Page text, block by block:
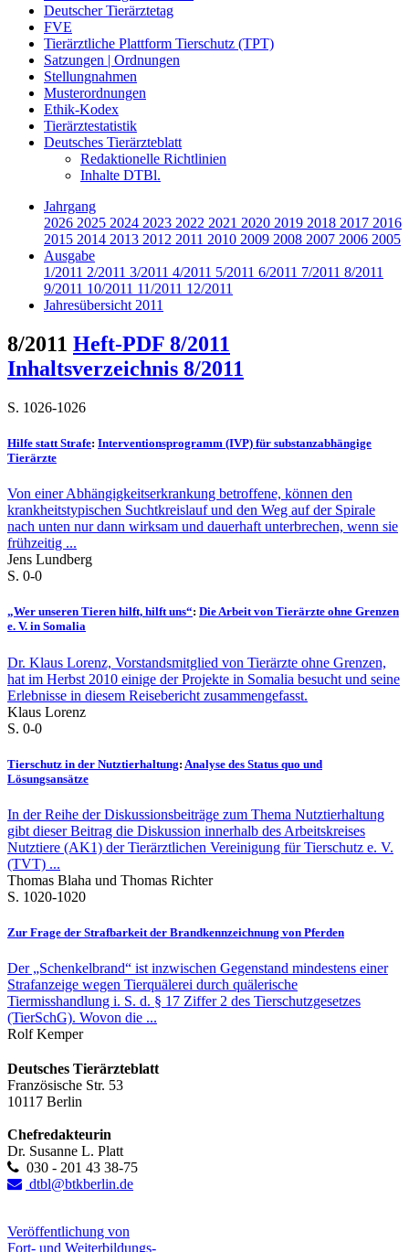
Deutscher Tierärztetag
FVE
Tierärztliche Plattform Tierschutz (TPT)
Satzungen | Ordnungen
Stellungnahmen
Musterordnungen
Ethik-Kodex
Tierärztestatistik
Deutsches Tierärzteblatt
Redaktionelle Richtlinien
Inhalte DTBl.
Jahrgang
2026 2025 2024 2023 2022 2021 2020 2019 2018 2017 2016
2015 2014 2013 2012 2011 2010 2009 2008 2007 2006 2005
Ausgabe
1/2011 2/2011 3/2011 4/2011 5/2011 6/2011 7/2011 8/2011
9/2011 10/2011 11/2011 12/2011
Jahresübersicht 2011
8/2011 Heft-PDF 8/2011
Inhaltsverzeichnis 8/2011
S. 1026-1026
Hilfe statt Strafe: Interventionsprogramm (IVP) für substanzabhängige
Tierärzte
Von einer Abhängigkeitserkrankung betroffene, können den
krankheitstypischen Suchtkreislauf und den Weg auf der Spirale
nach unten nur dann wirksam und dauerhaft unterbrechen, wenn sie
frühzeitig ...
Jens Lundberg
S. 0-0
„Wer unseren Tieren hilft, hilft uns“: Die Arbeit von Tierärzte ohne Grenzen
e. V. in Somalia
Dr. Klaus Lorenz, Vorstandsmitglied von Tierärzte ohne Grenzen,
hat im Herbst 2010 einige der Projekte in Somalia besucht und seine
Erlebnisse in diesem Reisebericht zusammengefasst.
Klaus Lorenz
S. 0-0
Tierschutz in der Nutztierhaltung: Analyse des Status quo und
Lösungsansätze
In der Reihe der Diskussionsbeiträge zum Thema Nutztierhaltung
gibt dieser Beitrag die Diskussion innerhalb des Arbeitskreises
Nutztiere (AK1) der Tierärztlichen Vereinigung für Tierschutz e. V.
(TVT) ...
Thomas Blaha und Thomas Richter
S. 1020-1020
Zur Frage der Strafbarkeit der Brandkennzeichnung von Pferden
Der „Schenkelbrand“ ist inzwischen Gegenstand mindestens einer
Strafanzeige wegen Tierquälerei durch quälerische
Tiermisshandlung i. S. d. § 17 Ziffer 2 des Tierschutzgesetzes
(TierSchG). Wovon die ...
Rolf Kemper
Deutsches Tierärzteblatt
Französische Str. 53
10117 Berlin
Chefredakteurin
Dr. Susanne L. Platt
030 - 201 43 38-75
dtbl@btkberlin.de
Veröffentlichung von
Fort- und Weiterbildungs-